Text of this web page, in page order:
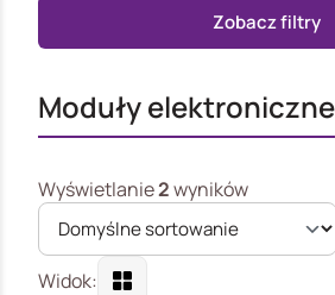
Moduły elektroniczne
Wyświetlanie2wyników
Widok:
Zobacz filtry